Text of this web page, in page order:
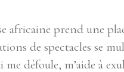
africaine prend une
de spectacles se
défoule, m’aide à